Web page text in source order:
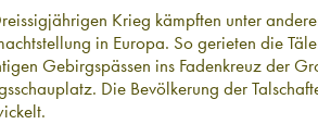
Krieg kämpften unter
in Europa. So gerieten die
Gebirgspässen ins Fadenkreuz der
Die Bevölkerung der